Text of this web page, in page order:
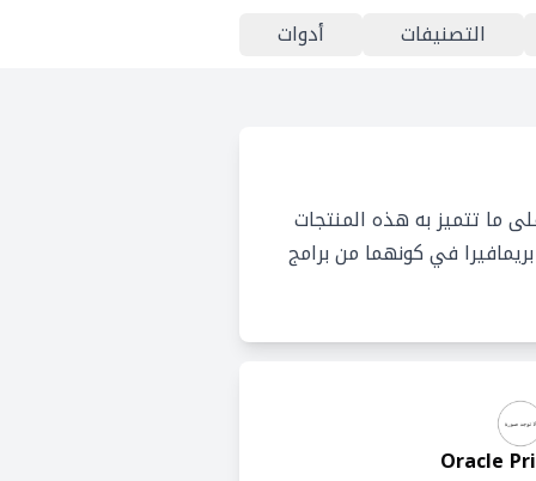
التصنيفات أدوات
ما تتميز به هذه المنتجات
في كونهما من برامج
Oracle